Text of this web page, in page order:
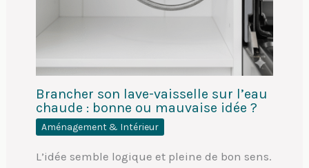
Brancher son lave-vaisselle sur l’eau
chaude : bonne ou mauvaise idée ?
Aménagement & Intérieur
L’idée semble logique et pleine de bon sens.